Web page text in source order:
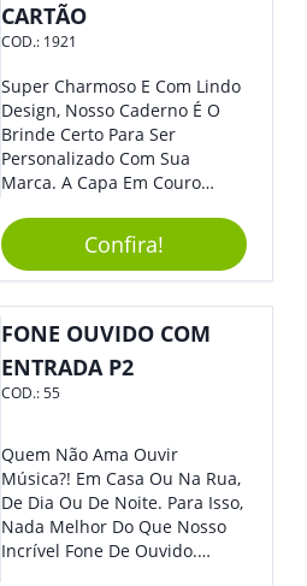
CARTÃO
COD.: 1921
Super Charmoso E Com Lindo
Design, Nosso Caderno É O
Brinde Certo Para Ser
Personalizado Com Sua
Marca. A Capa Em Couro
Elástico Permite Maior
Segurança Ao Carregá-Lo.
Ofereça A Seus Clientes E
Colaboradores, Sem Dúvidas
Eles Irão Adorar.
Confira!
FONE OUVIDO COM
ENTRADA P2
COD.:55
Quem Não Ama Ouvir
Música?! Em Casa Ou Na Rua,
De Dia Ou De Noite. Para Isso,
Nada Melhor Do Que Nosso
Incrível Fone De Ouvido.